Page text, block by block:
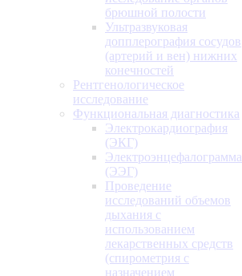
брюшной полости
Ультразвуковая
допплерография сосудов
(артерий и вен) нижних
конечностей
Рентгенологическое
исследование
Функциональная диагностика
Электрокардиография
(ЭКГ)
Электроэнцефалограмма
(ЭЭГ)
Проведение
исследований объемов
дыхания с
использованием
лекарственных средств
(спирометрия с
назначением